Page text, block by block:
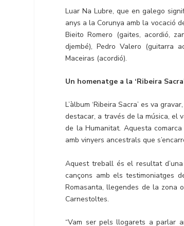
Luar Na Lubre, que en galego
anys a la Corunya amb la vocació
Bieito Romero (gaites, acordió,
djembé), Pedro Valero (guitarra
Maceiras (acordió).
Un homenatge a la ‘Ribeira
L’àlbum ‘Ribeira Sacra’ es va
destacar, a través de la música, el
de la Humanitat. Aquesta
amb vinyers ancestrals que
Aquest treball és el resultat
cançons amb els testimoniatges
Romasanta, llegendes de la zona
Carnestoltes.
“Vam ser pels llogarets a parlar